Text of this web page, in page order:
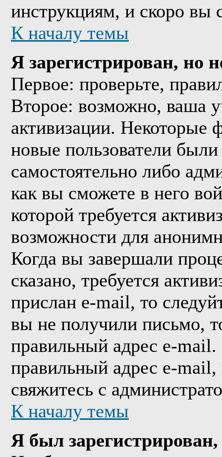
инструкциям, и скоро вы
К началу темы
Я зарегистрирован, но
Первое: проверьте,
Второе: возможно, ваша
активизации. Некоторые
новые пользователи
самостоятельно либо
как вы сможете в него
которой требуется
возможности для
Когда вы завершали
сказано, требуется
прислан e-mail, то
вы не получили письмо,
правильный адрес e-
правильный адрес e-
свяжитесь с
К началу темы
Я был